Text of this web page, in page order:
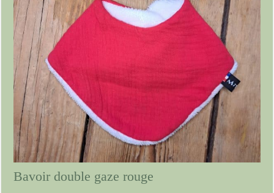
Bavoir double gaze rouge